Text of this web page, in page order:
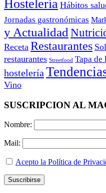
Hostelería Hábitos
Jornadas gastronómicas
y Actualidad
Receta Restaurantes
restaurantes Streetfood Tapa de
hostelería
Vino
SUSCRIPCION AL
Nombre:
Mail:
Acepto la Política de